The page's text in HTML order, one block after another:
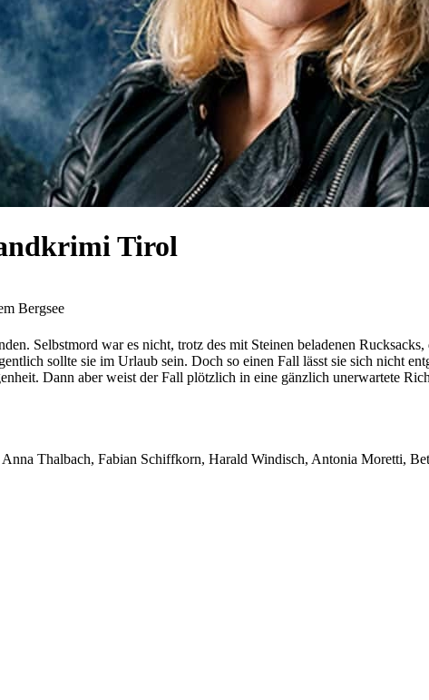
Tirol
Bergsee
Selbstmord war es nicht, trotz des mit Steinen beladenen Rucksacks,
sollte sie im Urlaub sein. Doch so einen Fall lässt sie sich nicht
Dann aber weist der Fall plötzlich in eine gänzlich unerwartete
Thalbach, Fabian Schiffkorn, Harald Windisch, Antonia Moretti,